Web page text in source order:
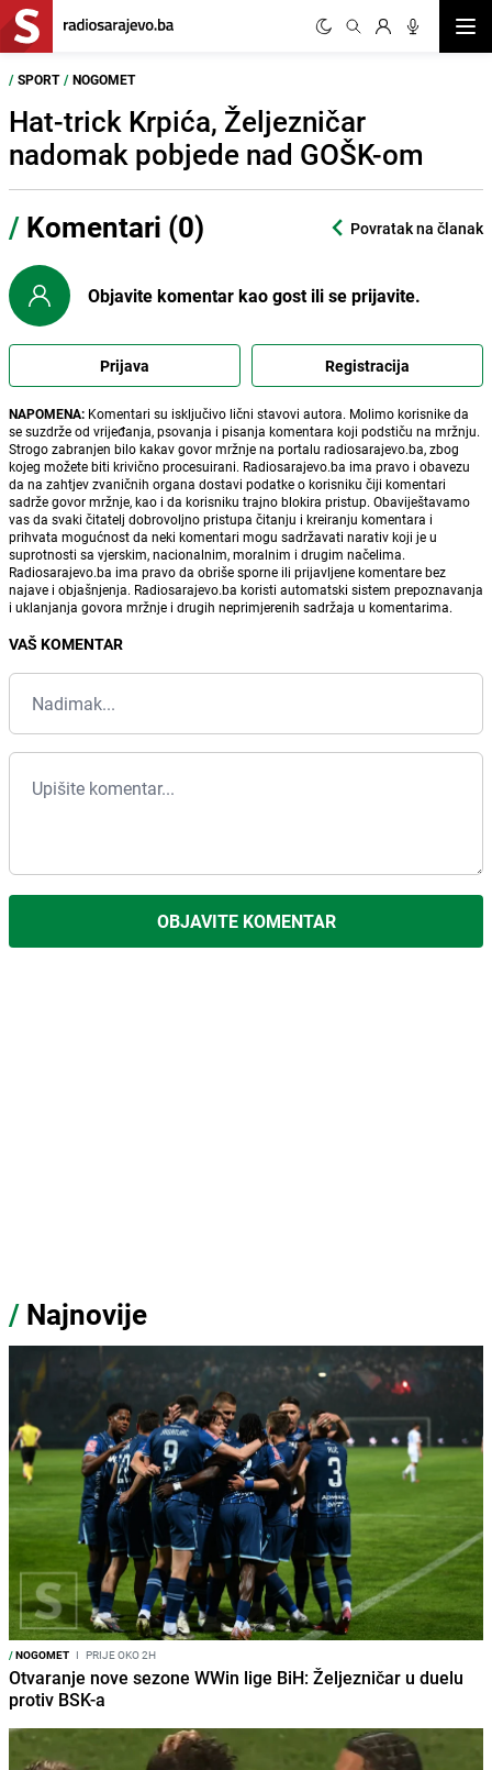
/ SPORT / NOGOMET
Hat-trick Krpića, Željezničar
nadomak pobjede nad GOŠK-om
/ Komentari (0) Povratak na članak
Objavite komentar kao gost ili se prijavite.
Prijava Registracija
NAPOMENA: Komentari su isključivo lični stavovi autora. Molimo korisnike da
se suzdrže od vrijeđanja, psovanja i pisanja komentara koji podstiču na mržnju.
Strogo zabranjen bilo kakav govor mržnje na portalu radiosarajevo.ba, zbog
kojeg možete biti krivično procesuirani. Radiosarajevo.ba ima pravo i obavezu
da na zahtjev zvaničnih organa dostavi podatke o korisniku čiji komentari
sadrže govor mržnje, kao i da korisniku trajno blokira pristup. Obaviještavamo
vas da svaki čitatelj dobrovoljno pristupa čitanju i kreiranju komentara i
prihvata mogućnost da neki komentari mogu sadržavati narativ koji je u
suprotnosti sa vjerskim, nacionalnim, moralnim i drugim načelima.
Radiosarajevo.ba ima pravo da obriše sporne ili prijavljene komentare bez
najave i objašnjenja. Radiosarajevo.ba koristi automatski sistem prepoznavanja
i uklanjanja govora mržnje i drugih neprimjerenih sadržaja u komentarima.
VAŠ KOMENTAR
OBJAVITE KOMENTAR
/ Najnovije
/NOGOMET I PRIJE OKO 2H
Otvaranje nove sezone WWin lige BiH: Željezničar u duelu
protiv BSK-a